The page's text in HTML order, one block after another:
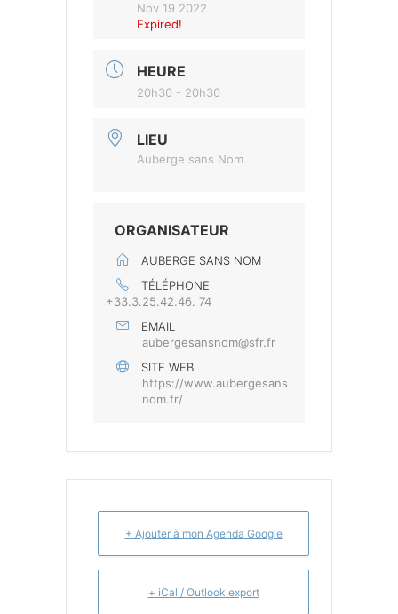
Nov 19 2022
Expired!
HEURE
20h30 - 20h30
LIEU
Auberge sans Nom
ORGANISATEUR
AUBERGE SANS NOM
TÉLÉPHONE
+33.3.25.42.46. 74
EMAIL
aubergesansnom@sfr.fr
SITE WEB
https://www.aubergesans
nom.fr/
+ Ajouter à mon Agenda Google
+ iCal / Outlook export